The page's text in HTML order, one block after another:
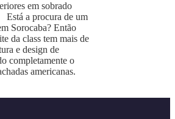
em sobrado
Está a procura de um
Sorocaba? Então
da class tem mais de
e design de
completamente o
americanas.